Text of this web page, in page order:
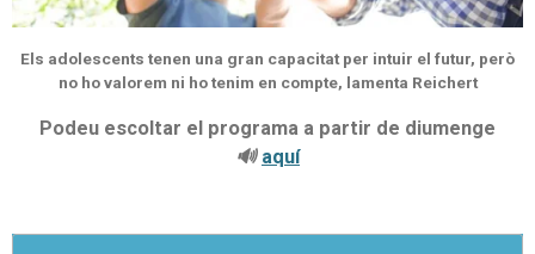
Els adolescents tenen una gran capacitat per intuir el futur, però
no ho valorem ni ho tenim en compte, lamenta Reichert
Podeu escoltar el programa a partir de diumenge
🔊 aquí